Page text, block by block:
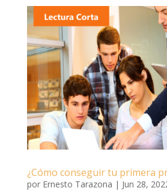
¿Cómo conseguir tu primera
por Ernesto Tarazona | Jun 28,